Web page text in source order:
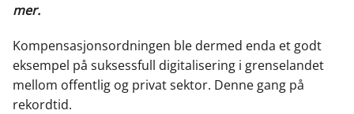
k
n
mer.
Kompensasjonsordningen ble dermed enda et godt
eksempel på suksessfull digitalisering i grenselandet
mellom offentlig og privat sektor. Denne gang på
rekordtid.